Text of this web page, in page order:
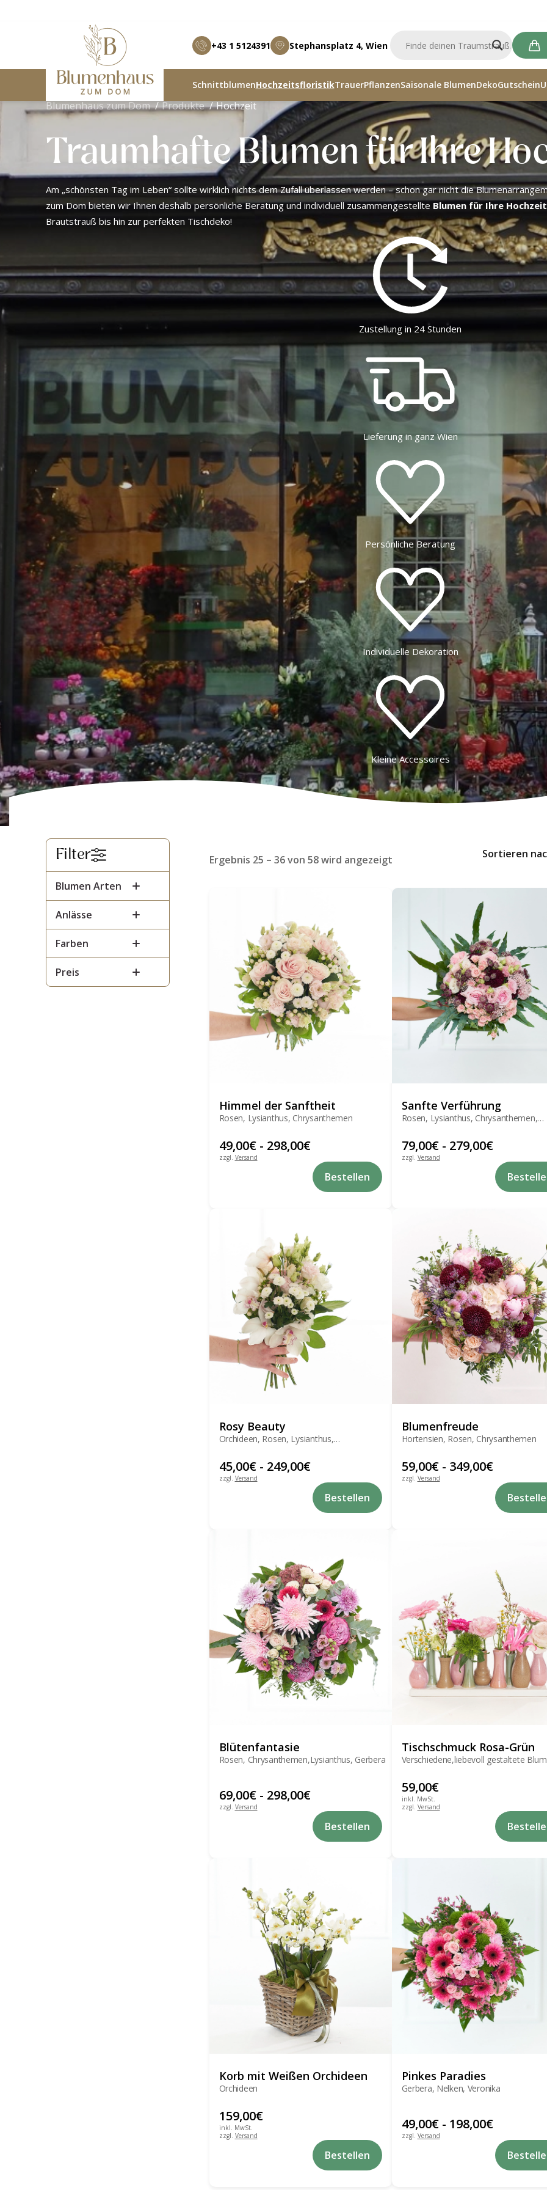
+43 1 5124391 Stephansplatz 4, Wien
SchnittblumenHochzeitsfloristikTrauerPflanzenSaisonale BlumenDekoGutschein
Blumenhaus zum Dom Produkte Hochzeit
Traumhafte Blumen für Ihre
Am „schönsten Tag im Leben“ sollte wirklich nichts dem Zufall überlassen werden – schon gar nicht die
zum Dom bieten wir Ihnen deshalb persönliche Beratung und individuell zusammengestellte Blumen für Ihre Hochzeit
Brautstrauß bis hin zur perfekten Tischdeko!
Zustellung in 24 Stunden
Lieferung in ganz Wien
Persönliche Beratung
Individuelle Dekoration
Kleine Accessoires
Filter
Blumen Arten
Anlässe
Farben
Preis
Sortieren
Ergebnis 25 – 36 von 58 wird angezeigt
Himmel der Sanftheit
Rosen, Lysianthus, Chrysanthemen
49,00€- 298,00€
zzgl. Versand
Bestellen
Produkt
Produktseite
gewählt
Sanfte Verführung
Rosen, Lysianthus, Chrysanthemen,
79,00€- 279,00€
zzgl. Versand
Rosy Beauty
Orchideen, Rosen, Lysianthus,
45,00€- 249,00€
zzgl. Versand
Bestellen
Produkt
Produktseite
gewählt
werden
Blumenfreude
Hortensien, Rosen, Chrysanthemen
59,00€- 349,00€
zzgl. Versand
Blütenfantasie
Rosen, Chrysanthemen,Lysianthus, Gerbera
69,00€- 298,00€
zzgl. Versand
Bestellen
Produkt
Produktseite
gewählt
werden
Tischschmuck Rosa-Grün
Verschiedene,liebevoll gestaltete
59,00€
inkl. MwSt.
zzgl. Versand
Korb mit Weißen Orchideen
Orchideen
159,00€
inkl. MwSt.
zzgl. Versand
Bestellen
Pinkes Paradies
Gerbera, Nelken, Veronika
49,00€- 198,00€
zzgl. Versand